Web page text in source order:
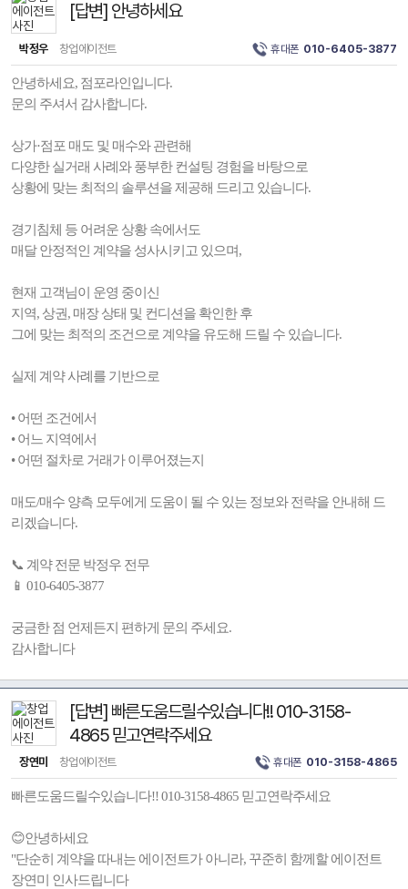
[답변] 안녕하세요
박정우 창업에이전트 휴대폰 010-6405-3877
안녕하세요, 점포라인입니다.
문의 주셔서 감사합니다.
상가·점포 매도 및 매수와 관련해
다양한 실거래 사례와 풍부한 컨설팅 경험을 바탕으로
상황에 맞는 최적의 솔루션을 제공해 드리고 있습니다.
경기침체 등 어려운 상황 속에서도
매달 안정적인 계약을 성사시키고 있으며,
현재 고객님이 운영 중이신
지역, 상권, 매장 상태 및 컨디션을 확인한 후
그에 맞는 최적의 조건으로 계약을 유도해 드릴 수 있습니다.
실제 계약 사례를 기반으로
• 어떤 조건에서
• 어느 지역에서
• 어떤 절차로 거래가 이루어졌는지
매도/매수 양측 모두에게 도움이 될 수 있는 정보와 전략을 안내해 드
리겠습니다.
📞 계약 전문 박정우 전무
📱 010-6405-3877
궁금한 점 언제든지 편하게 문의 주세요.
감사합니다
[답변] 빠른도움드릴수있습니다!! 010-3158-
4865 믿고연락주세요
장연미 창업에이전트 휴대폰 010-3158-4865
빠른도움드릴수있습니다!! 010-3158-4865 믿고연락주세요
😊안녕하세요
"단순히 계약을 따내는 에이전트가 아니라, 꾸준히 함께할 에이전트
장연미 인사드립니다